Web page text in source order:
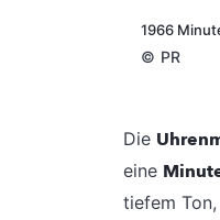
1966
© PR
Die
eine
tiefem